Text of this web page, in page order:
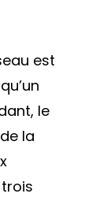
est
le
la